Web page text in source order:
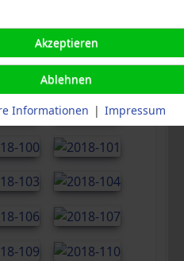
Akzeptieren
Ablehnen
Informationen | Impressum